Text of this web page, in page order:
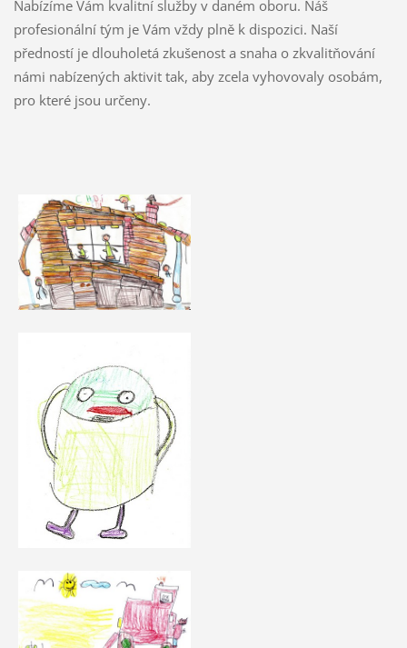
Nabízíme Vám kvalitní služby v daném oboru. Náš
profesionální tým je Vám vždy plně k dispozici. Naší
předností je dlouholetá zkušenost a snaha o zkvalitňování
námi nabízených aktivit tak, aby zcela vyhovovaly osobám,
pro které jsou určeny.